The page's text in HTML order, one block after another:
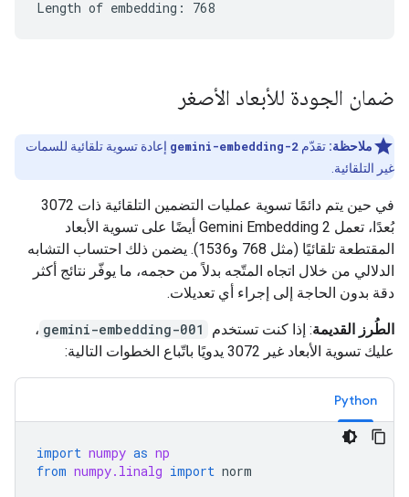
ضمان الجودة للأبعاد الأصغر
ملاحظة: تقدّم gemini-embedding-2 إعادة تسوية تلقائية للسمات
غير التلقائية.
في حين يتم دائمًا تسوية عمليات التضمين التلقائية ذات 3072
بُعدًا، تعمل Gemini Embedding 2 أيضًا على تسوية الأبعاد
المقتطعة تلقائيًا (مثل 768 و1536). يضمن ذلك احتساب التشابه
الدلالي من خلال اتجاه المتّجه بدلاً من حجمه، ما يوفّر نتائج أكثر
دقة بدون الحاجة إلى إجراء أي تعديلات.
الطُرز القديمة: إذا كنت تستخدم gemini-embedding-001 ،
عليك تسوية الأبعاد غير 3072 يدويًا باتّباع الخطوات التالية:
Python
import numpy as np
from numpy.linalg import norm